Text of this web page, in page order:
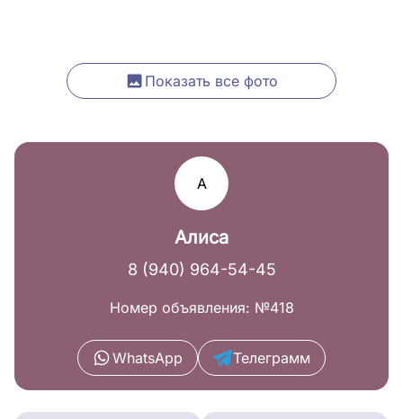
Показать все фото
А
Алиса
8 (940) 964-54-45
Номер объявления: №418
WhatsApp Телеграмм